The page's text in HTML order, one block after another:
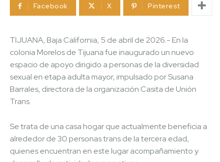
Facebook X Pinterest
TIJUANA, Baja California, 5 de abril de 2026.- En la
colonia Morelos de Tijuana fue inaugurado un nuevo
espacio de apoyo dirigido a personas de la diversidad
sexual en etapa adulta mayor, impulsado por Susana
Barrales, directora de la organización Casita de Unión
Trans.
Se trata de una casa hogar que actualmente beneficia a
alrededor de 30 personas trans de la tercera edad,
quienes encuentran en este lugar acompañamiento y